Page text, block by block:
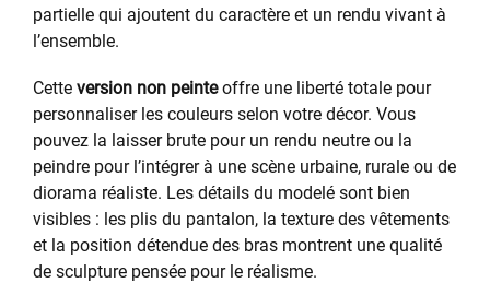
partielle qui ajoutent du caractère et un rendu vivant à
l’ensemble.
Cette version non peinteoffre une liberté totale pour
personnaliser les couleurs selon votre décor. Vous
pouvez la laisser brute pour un rendu neutre ou la
peindre pour l’intégrer à une scène urbaine, rurale ou de
diorama réaliste. Les détails du modelé sont bien
visibles : les plis du pantalon, la texture des vêtements
et la position détendue des bras montrent une qualité
de sculpture pensée pour le réalisme.